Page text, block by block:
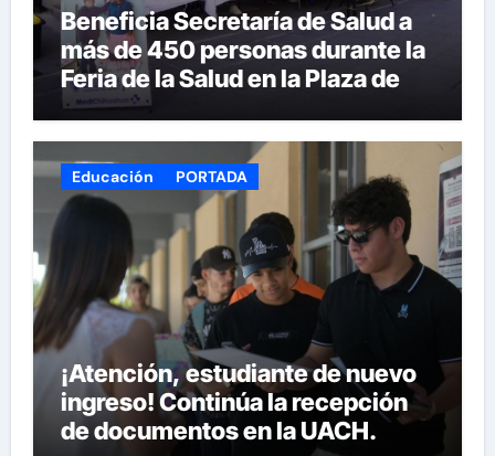
Beneficia Secretaría de Salud a
más de 450 personas durante la
Feria de la Salud en la Plaza de
Armas
Educación PORTADA
¡Atención, estudiante de nuevo
ingreso! Continúa la recepción
de documentos en la UACH.